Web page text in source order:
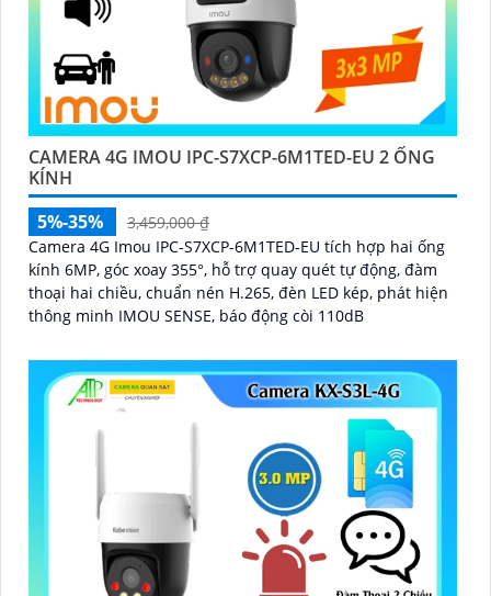
CAMERA 4G IMOU IPC-S7XCP-6M1TED-EU 2 ỐNG
KÍNH
5%-35%
3,459,000 ₫
Camera 4G Imou IPC-S7XCP-6M1TED-EU tích hợp hai ống
kính 6MP, góc xoay 355°, hỗ trợ quay quét tự động, đàm
thoại hai chiều, chuẩn nén H.265, đèn LED kép, phát hiện
thông minh IMOU SENSE, báo động còi 110dB